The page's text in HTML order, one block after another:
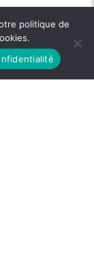
politique de